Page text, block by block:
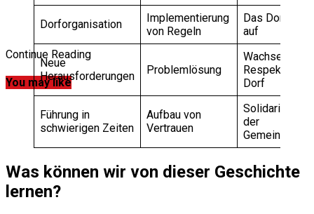
Dorforganisation
Implementierung
von Regeln
Das Dorf blüht
auf
Neue
Herausforderungen
Problemlösung
Wachsender
Respekt im
Dorf
Führung in
schwierigen Zeiten
Aufbau von
Vertrauen
Solidarität in
der
Gemeinschaft
Was können wir von dieser Geschichte
lernen?
Continue Reading
You may like